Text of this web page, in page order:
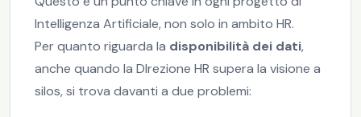
Intelligenza Artificiale, non solo in ambito HR.
Per quanto riguarda la disponibilità dei dati,
anche quando la DIrezione HR supera la visione a
silos, si trova davanti a due problemi: